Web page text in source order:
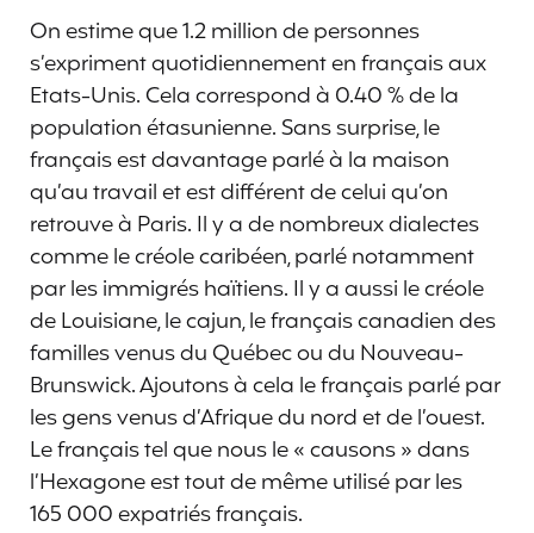
On estime que 1.2 million de personnes
s’expriment quotidiennement en français aux
Etats-Unis. Cela correspond à 0.40 % de la
population étasunienne. Sans surprise, le
français est davantage parlé à la maison
qu’au travail et est différent de celui qu’on
retrouve à Paris. Il y a de nombreux dialectes
comme le créole caribéen, parlé notamment
par les immigrés haïtiens. Il y a aussi le créole
de Louisiane, le cajun, le français canadien des
familles venus du Québec ou du Nouveau-
Brunswick. Ajoutons à cela le français parlé par
les gens venus d’Afrique du nord et de l’ouest.
Le français tel que nous le « causons » dans
l’Hexagone est tout de même utilisé par les
165 000 expatriés français.